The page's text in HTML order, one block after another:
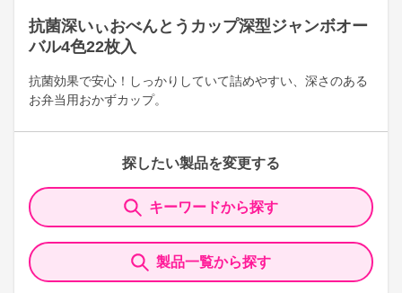
抗菌深いぃおべんとうカップ深型ジャンボオー
バル4色22枚入
抗菌効果で安心！しっかりしていて詰めやすい、深さのある
お弁当用おかずカップ。
探したい製品を変更する
キーワードから探す
製品一覧から探す